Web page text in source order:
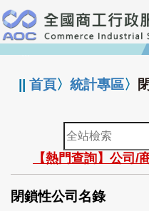
跳
到
主
要
:::
||首頁〉統計專區〉
全
站
檢
索
【熱門查詢】公司/
閉鎖性公司名錄